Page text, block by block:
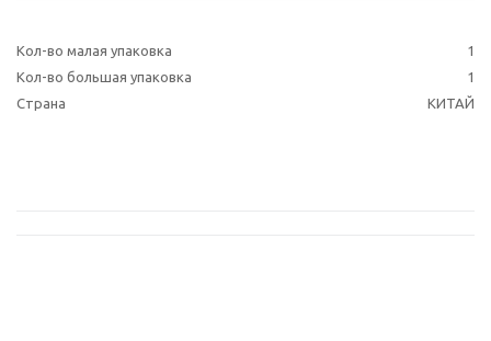
Кол-во малая упаковка
1
Кол-во большая упаковка
1
Страна
КИТАЙ